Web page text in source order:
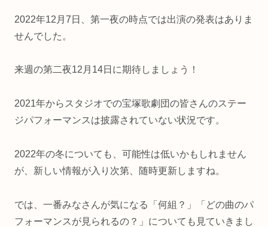
2022年12月7日、第一夜の時点では出演の発表はありま
せんでした。
来週の第二夜12月14日に期待しましょう！
2021年からスタジオでの宝塚歌劇団の皆さんのステー
ジパフォーマンスは披露されていない状況です。
2022年の冬についても、可能性は低いかもしれません
が、新しい情報が入り次第、随時更新しますね。
では、一番みなさんが気になる「何組？」「どの曲のパ
フォーマンスが見られるの？」についても見ていきまし